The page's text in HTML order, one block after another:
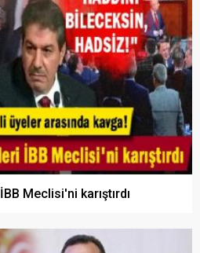
Meclisi'ni karıştırdı